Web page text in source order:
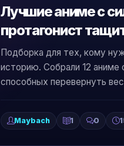
Лучшие аниме с
протагонист
Подборка для тех, кому
историю. Собрали 12 аниме
способных перевернуть
Maybach 1 0